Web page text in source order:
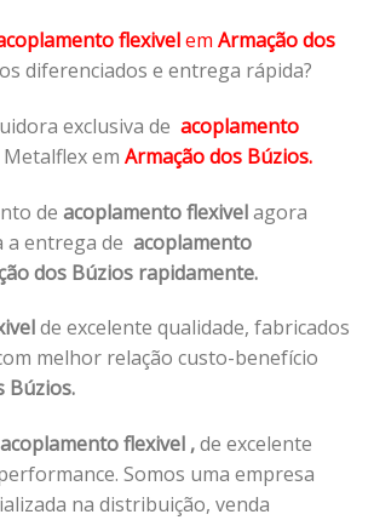
flexivelem Armação dos
diferenciados e entrega rápida?
exclusiva de acoplamento
em Armação dos Búzios.
de acoplamento flexivelagora
a entrega de acoplamento
dos Búzios rapidamente.
de excelente qualidade, fabricados
melhor relação custo-benefício
Búzios.
acoplamento flexivel ,de excelente
Somos uma empresa
na distribuição, venda